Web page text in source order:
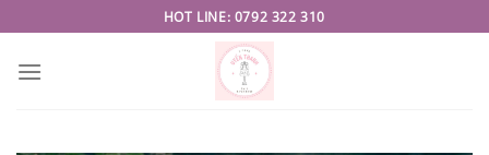
to
content
HOT LINE: 0792 322 310